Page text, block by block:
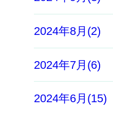
2024年8月(2)
2024年7月(6)
2024年6月(15)